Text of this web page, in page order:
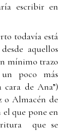
escribir en
todavía está
aquellos
mínimo trazo
poco más
cara de Ana”)
o Almacén de
el que pone en
que se